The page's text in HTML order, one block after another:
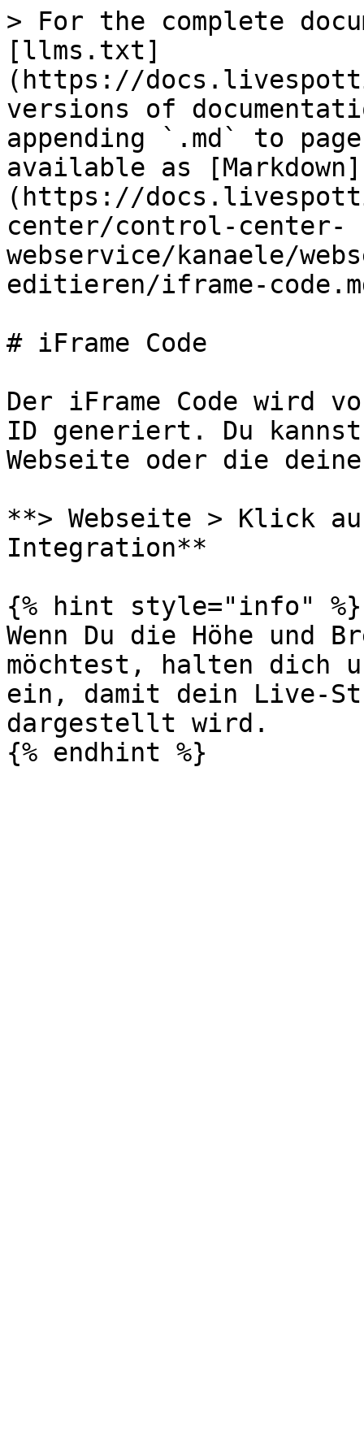
> For the complete
[llms.txt]
(https://
versions of
appending `.md` to
available as [Markdown]
(https://
center/control-center-
webservice/kanaele/
editieren/iframe-
# iFrame Code
Der iFrame Code wird
ID generiert. Du
Webseite oder die
**> Webseite > Klick
Integration**
{% hint style="info" %}
Wenn Du die Höhe und
möchtest, halten dich
ein, damit dein Live-
dargestellt wird.